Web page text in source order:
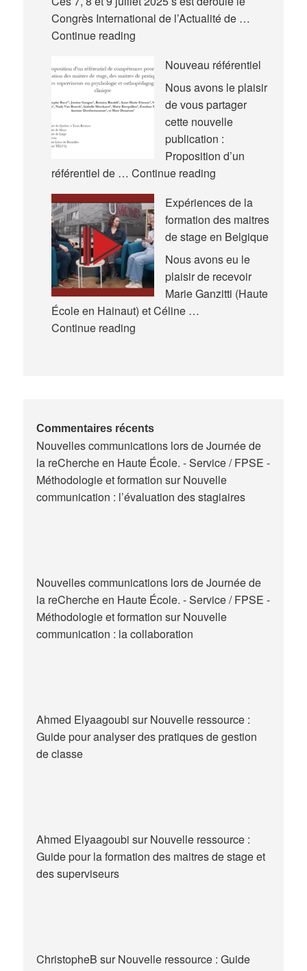
Congrès International de l’Actualité de …
Continue readingNouvelles
–
Congrès
International
l’Actualité
la
en
Éducation
et
en
Formation
(AREF)
Nouveau référentiel
Nous avons le plaisir
de vous partager
cette nouvelle
publication :
Proposition d’un
référentiel de … Continue readingNouveau
Expériences de la
formation des maitres
de stage en Belgique
Nous avons eu le
plaisir de recevoir
Marie Ganzitti (Haute
École en Hainaut) et Céline …
Continue readingExpériences
de
stage
en
Belgique
Commentaires récents
Nouvelles communications lors de Journée de
la reCherche en Haute École. - Service / FPSE -
Méthodologie et formation surNouvelle
communication : l’évaluation des stagiaires
Nouvelles communications lors de Journée de
la reCherche en Haute École. - Service / FPSE -
Méthodologie et formation surNouvelle
communication : la collaboration
Ahmed Elyaagoubi surNouvelle ressource :
Guide pour analyser des pratiques de gestion
de classe
Ahmed Elyaagoubi surNouvelle ressource :
Guide pour la formation des maitres de stage et
des superviseurs
ChristopheB surNouvelle ressource : Guide